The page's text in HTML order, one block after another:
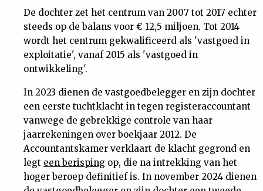
De dochter zet het centrum van 2007 tot 2017 echter
steeds op de balans voor € 12,5 miljoen. Tot 2014
wordt het centrum gekwalificeerd als 'vastgoed in
exploitatie', vanaf 2015 als 'vastgoed in
ontwikkeling'.
In 2023 dienen de vastgoedbelegger en zijn dochter
een eerste tuchtklacht in tegen registeraccountant
vanwege de gebrekkige controle van haar
jaarrekeningen over boekjaar 2012. De
Accountantskamer verklaart de klacht gegrond en
legt een berisping op, die na intrekking van het
hoger beroep definitief is. In november 2024 dienen